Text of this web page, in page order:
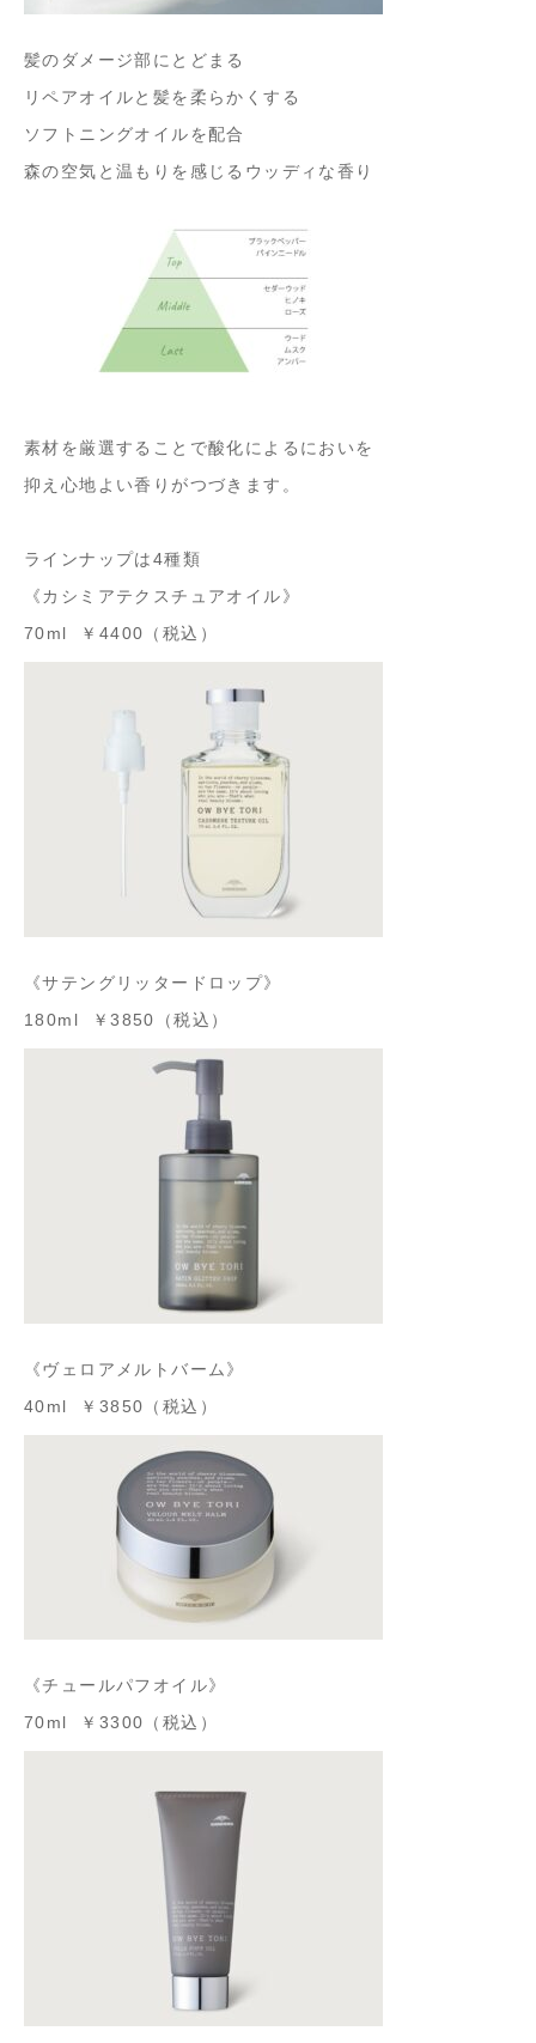
髪のダメージ部にとどまる
リペアオイルと髪を柔らかくする
ソフトニングオイルを配合
森の空気と温もりを感じるウッディな香り
素材を厳選することで酸化によるにおいを
抑え心地よい香りがつづきます。
ラインナップは4種類
《カシミアテクスチュアオイル》
70ml ￥4400（税込）
《サテングリッタードロップ》
180ml ￥3850（税込）
《ヴェロアメルトバーム》
40ml ￥3850（税込）
《チュールパフオイル》
70ml ￥3300（税込）